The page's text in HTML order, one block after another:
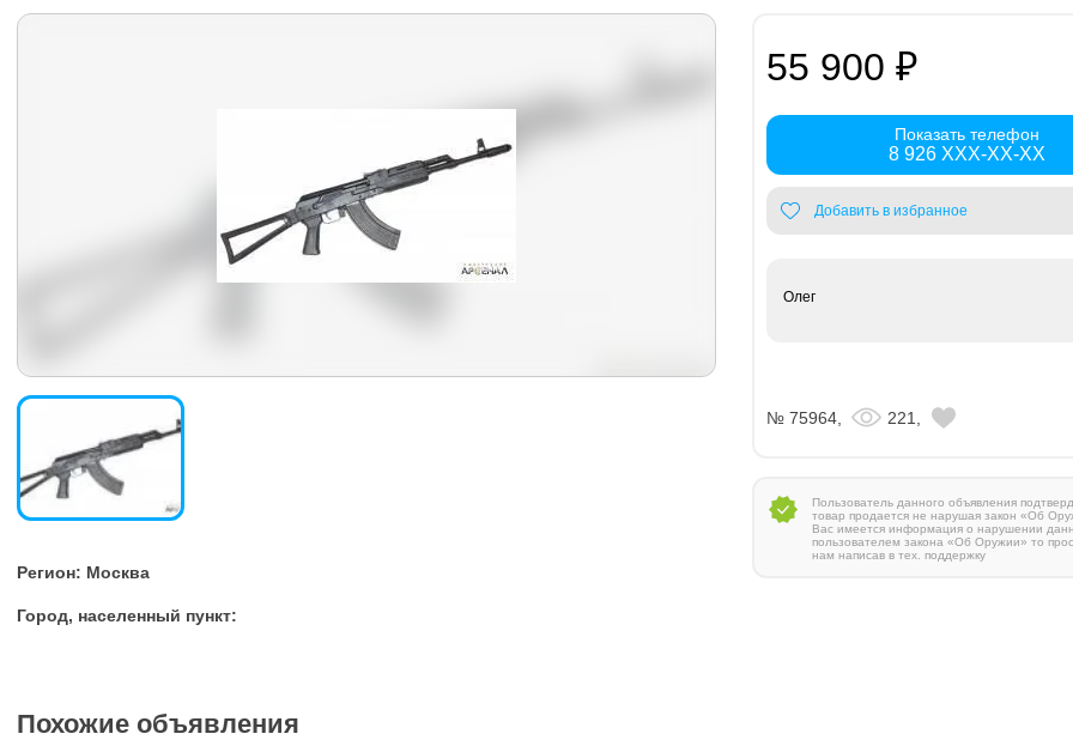
Регион: Москва
Город, населенный пункт:
55 900 ₽
Показать телефон
8 926 XXX-XX-XX
Добавить в избранное
Олег
№ 75964, 221,
Пользователь данного объявления
товар продается не нарушая закон «Об
Вас имеется информация о нарушении
пользователем закона «Об Оружии» то
нам написав в тех. поддержку
Похожие объявления